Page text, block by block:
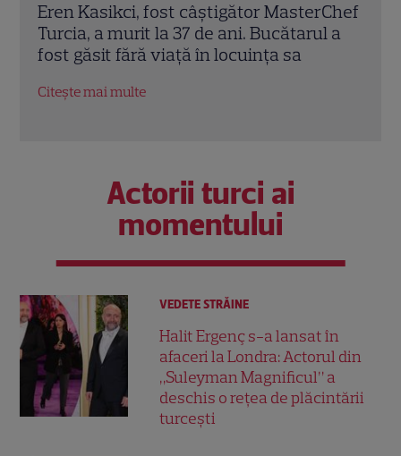
Trei cupluri revin la „Insula Iubirii –
Reuniuni”. Ce se întâmplă când se
întâlnesc din nou cu Radu Vâlcan
Citește mai multe
Actorii turci ai
momentului
VEDETE STRĂINE
Halit Ergenç s-a lansat în
afaceri la Londra: Actorul din
„Suleyman Magnificul” a
deschis o rețea de plăcintării
turcești